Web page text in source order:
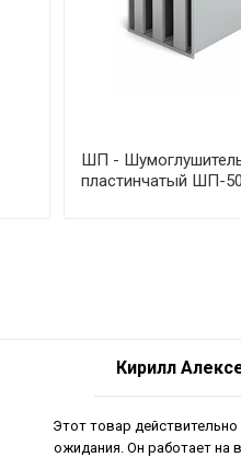
ШП -
пластинчатый ШП-
Кирилл
Этот товар
ожидания. Он работает на